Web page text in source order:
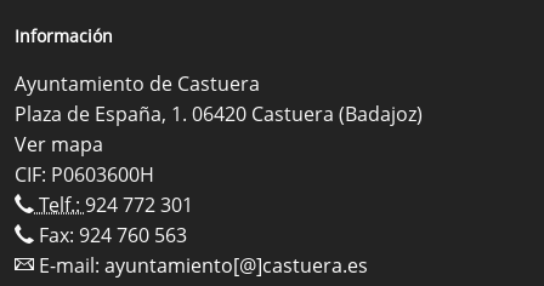
Información
Ayuntamiento de Castuera
Plaza de España, 1. 06420 Castuera (Badajoz)
Ver mapa
CIF: P0603600H
Telf.: 924 772 301
Fax: 924 760 563
E-mail: ayuntamiento[@]castuera.es